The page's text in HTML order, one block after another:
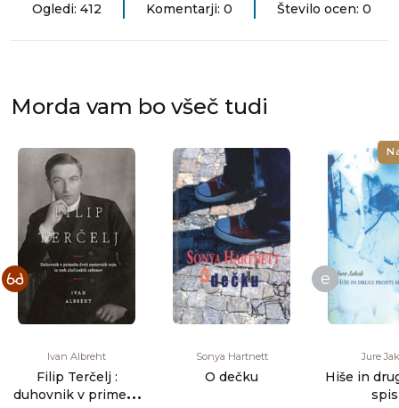
Ogledi: 412 Komentarji: 0 Število ocen: 0
Morda vam bo všeč tudi
Ivan Albreht
Filip Terčelj :
duhovnik v primežu
Sonya Hartnett
O dečku
e
Jure
Hiše in